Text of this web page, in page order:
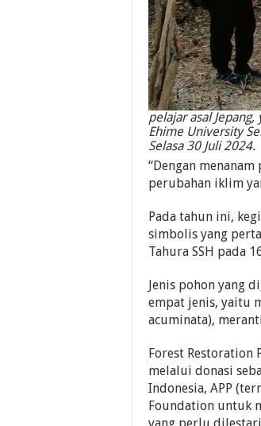
pelajar asal
Ehime University
Selasa 30 Juli 2024.
“Dengan
perubahan iklim
Pada tahun ini,
simbolis yang
Tahura SSH pada
Jenis pohon yang
empat jenis, yaitu
acuminata),
Forest Restoration
melalui donasi
Indonesia, APP
Foundation untuk